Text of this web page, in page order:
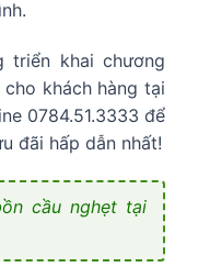
triển khai chương
khách hàng tại
0784.51.3333 để
đãi hấp dẫn nhất!
cầu nghẹt tại